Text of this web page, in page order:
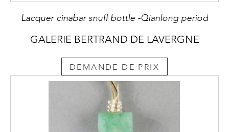
Lacquer cinabar snuff bottle -Qianlong period
GALERIE BERTRAND DE LAVERGNE
DEMANDE DE PRIX